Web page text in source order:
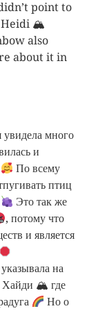
point to
Heidi 🏔
also
about it in
много
и
По всему
птиц
Это так же
, потому что
и является
на
Хайди 🏔 где
Но о